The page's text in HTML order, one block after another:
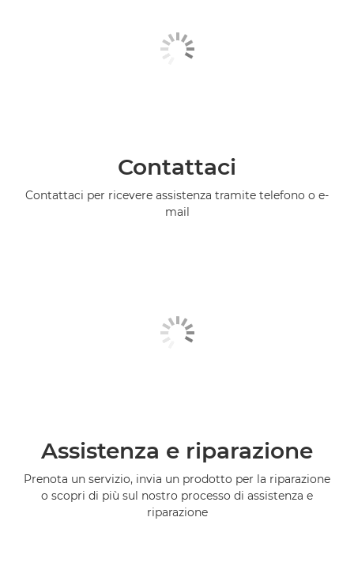
Contattaci
Contattaci per ricevere assistenza tramite telefono o e-
mail
Assistenza e riparazione
Prenota un servizio, invia un prodotto per la riparazione
o scopri di più sul nostro processo di assistenza e
riparazione